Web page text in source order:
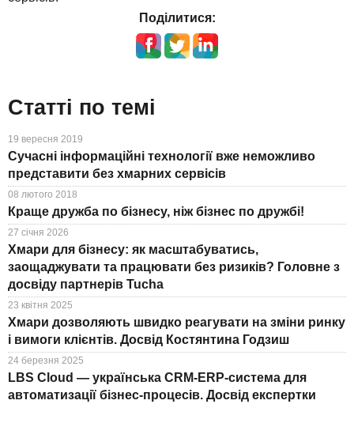
Поділитися:
Статті по темі
19 вересня 2019
Сучасні інформаційні технології вже неможливо
представити без хмарних сервісів
08 лютого 2018
Краще дружба по бізнесу, ніж бізнес по дружбі!
27 січня 2026
Хмари для бізнесу: як масштабуватись,
заощаджувати та працювати без ризиків? Головне з
досвіду партнерів Tucha
23 квітня 2025
Хмари дозволяють швидко реагувати на зміни ринку
і вимоги клієнтів. Досвід Костянтина Годзиш
24 березня 2025
LBS Cloud — українська CRM-ERP-система для
автоматизації бізнес-процесів. Досвід експертки